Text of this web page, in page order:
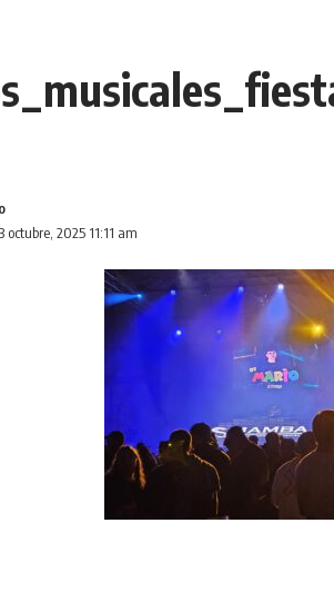
2025 11:11 am